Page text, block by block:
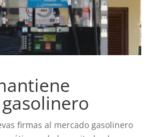
firmas al mercado gasolinero